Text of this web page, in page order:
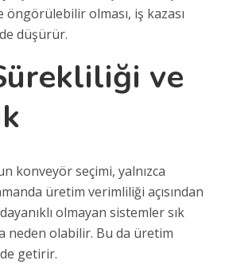
olması, iş kazası
düşürür.
ve
konveyör seçimi, yalnızca
üretim verimliliği açısından
olmayan sistemler sık
neden olabilir. Bu da üretim
getirir.